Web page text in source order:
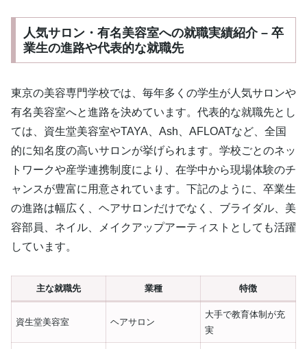
人気サロン・有名美容室への就職実績紹介 – 卒
業生の進路や代表的な就職先
東京の美容専門学校では、毎年多くの学生が人気サロンや
有名美容室へと進路を決めています。代表的な就職先とし
ては、資生堂美容室やTAYA、Ash、AFLOATなど、全国
的に知名度の高いサロンが挙げられます。学校ごとのネッ
トワークや産学連携制度により、在学中から現場体験のチ
ャンスが豊富に用意されています。下記のように、卒業生
の進路は幅広く、ヘアサロンだけでなく、ブライダル、美
容部員、ネイル、メイクアップアーティストとしても活躍
しています。
主な就職先 業種 特徴
資生堂美容室 ヘアサロン
大手で教育体制が充
実